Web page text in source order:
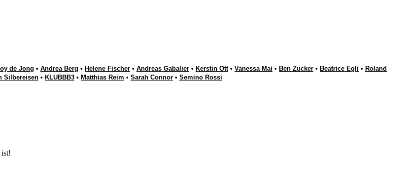
de Jong • Andrea Berg • Helene Fischer • Andreas Gabalier • Kerstin Ott• Vanessa Mai • Ben Zucker • Beatrice Egli • Roland
Silbereisen • KLUBBB3 • Matthias Reim • Sarah Connor • Semino Rossi
ist!